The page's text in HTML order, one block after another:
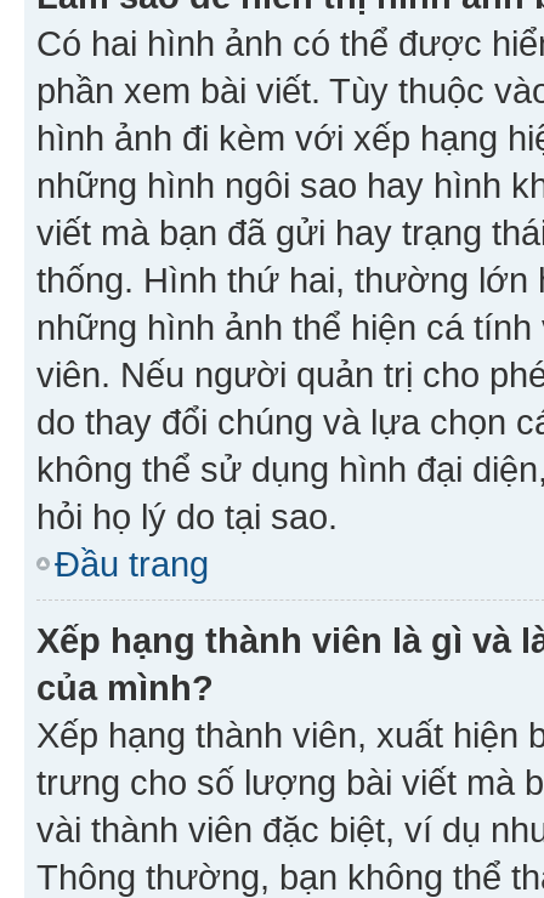
Có hai hình ảnh có thể được
phần xem bài viết. Tùy thuộc
hình ảnh đi kèm với xếp hạng
những hình ngôi sao hay hình
viết mà bạn đã gửi hay trạng
thống. Hình thứ hai, thường
những hình ảnh thể hiện cá
viên. Nếu người quản trị cho
do thay đổi chúng và lựa chọn
không thể sử dụng hình đại
hỏi họ lý do tại sao.
Đầu trang
Xếp hạng thành viên là gì và
của mình?
Xếp hạng thành viên, xuất
trưng cho số lượng bài viết mà
vài thành viên đặc biệt, ví dụ
Thông thường, bạn không thể